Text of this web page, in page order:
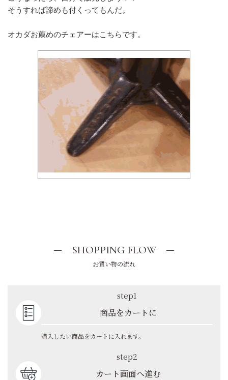
そうすれば諦めも付くってもんだ。
オカダお薦めのチェアーはこちらです。
SHOPPING FLOW
お買い物の流れ
step1
商品をカートに
購入したい商品をカートに入れます。
step2
カート画面へ進む